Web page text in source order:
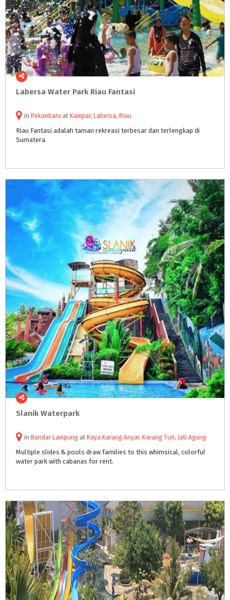
Labersa Water Park Riau Fantasi
in Pekanbaru at Kampar, Labersa, Riau
Riau Fantasi adalah taman rekreasi terbesar dan terlengkap di
Sumatera.
Slanik Waterpark
in Bandar Lampung at Raya Karang Anyar, Karang Turi, Jati Agung
Multiple slides & pools draw families to this whimsical, colorful
water park with cabanas for rent.